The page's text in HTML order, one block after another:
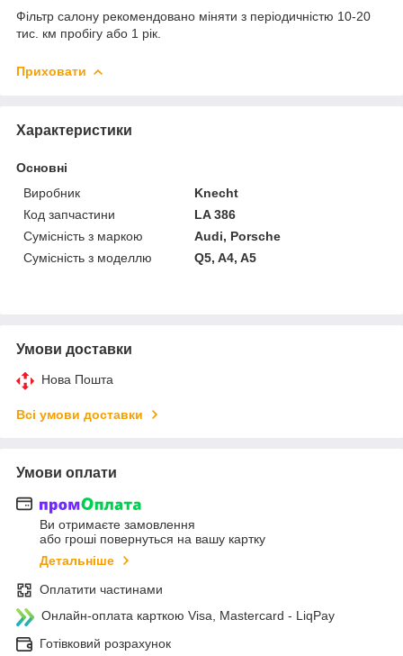
Фільтр салону рекомендовано міняти з періодичністю 10-20
тис. км пробігу або 1 рік.
Приховати
Характеристики
Основні
Виробник
Knecht
Код запчастини
LA 386
Сумісність з маркою
Audi, Porsche
Сумісність з моделлю
Q5, A4, A5
Умови доставки
Нова Пошта
Всі умови доставки
Умови оплати
Ви отримаєте замовлення
або гроші повернуться на вашу картку
Детальніше
Оплатити частинами
Онлайн-оплата карткою Visa, Mastercard - LiqPay
Готівковий розрахунок